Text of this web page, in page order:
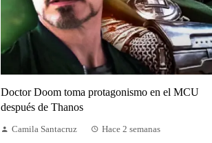
Doctor Doom toma protagonismo en el MCU
después de Thanos
Camila Santacruz Hace 2 semanas